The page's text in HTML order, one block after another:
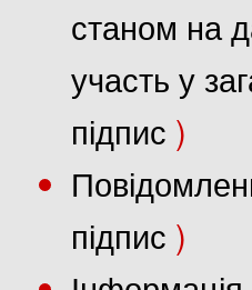
станом на
участь у
підпис )
підпис )